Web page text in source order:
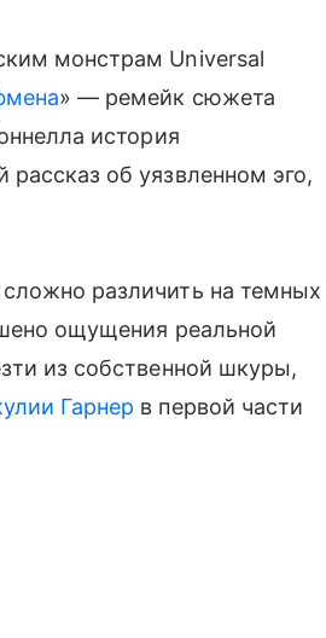
монстрам Universal
» — ремейк сюжета
история
об уязвленном эго,
различить на темных
ощущения реальной
из собственной шкуры,
Гарнер в первой части